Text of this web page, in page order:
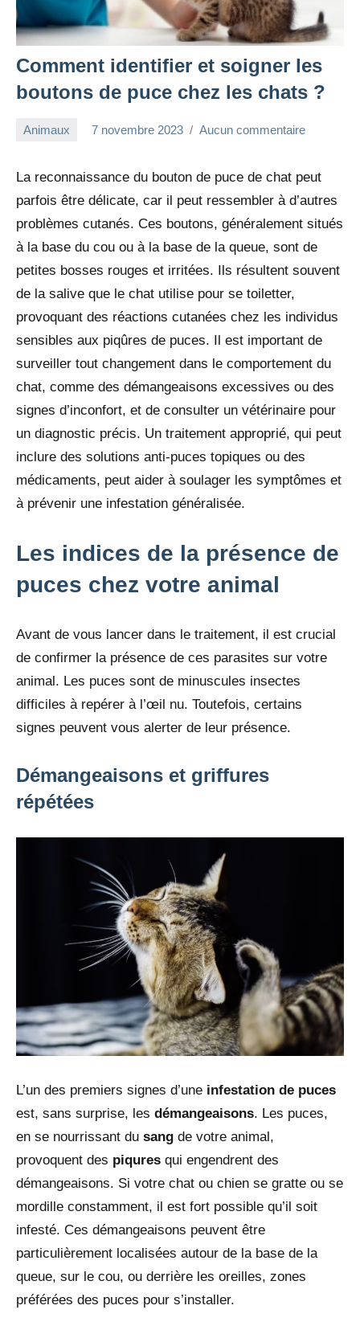
Comment identifier et soigner les
boutons de puce chez les chats ?
Animaux 7 novembre 2023 Aucun commentaire
La reconnaissance du bouton de puce de chat peut
parfois être délicate, car il peut ressembler à d’autres
problèmes cutanés. Ces boutons, généralement situés
à la base du cou ou à la base de la queue, sont de
petites bosses rouges et irritées. Ils résultent souvent
de la salive que le chat utilise pour se toiletter,
provoquant des réactions cutanées chez les individus
sensibles aux piqûres de puces. Il est important de
surveiller tout changement dans le comportement du
chat, comme des démangeaisons excessives ou des
signes d’inconfort, et de consulter un vétérinaire pour
un diagnostic précis. Un traitement approprié, qui peut
inclure des solutions anti-puces topiques ou des
médicaments, peut aider à soulager les symptômes et
à prévenir une infestation généralisée.
Les indices de la présence de
puces chez votre animal
Avant de vous lancer dans le traitement, il est crucial
de confirmer la présence de ces parasites sur votre
animal. Les puces sont de minuscules insectes
difficiles à repérer à l’œil nu. Toutefois, certains
signes peuvent vous alerter de leur présence.
Démangeaisons et griffures
répétées
L’un des premiers signes d’une infestation de puces
est, sans surprise, les démangeaisons. Les puces,
en se nourrissant du sang de votre animal,
provoquent des piqures qui engendrent des
démangeaisons. Si votre chat ou chien se gratte ou se
mordille constamment, il est fort possible qu’il soit
infesté. Ces démangeaisons peuvent être
particulièrement localisées autour de la base de la
queue, sur le cou, ou derrière les oreilles, zones
préférées des puces pour s’installer.